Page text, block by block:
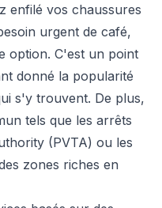
enfilé vos chaussures
urgent de café,
option. C'est un point
donné la popularité
s'y trouvent. De plus,
tels que les arrêts
(PVTA) ou les
zones riches en